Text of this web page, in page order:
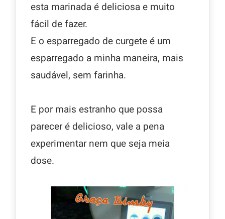
esta marinada é deliciosa e muito
fácil de fazer.
E o esparregado de curgete é um
esparregado a minha maneira, mais
saudável, sem farinha.
E por mais estranho que possa
parecer é delicioso, vale a pena
experimentar nem que seja meia
dose.